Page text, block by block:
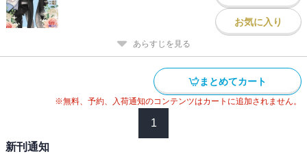
お気に入り
あらすじを見る
まとめてカート
※無料、予約、入荷通知のコンテンツはカートに追加されません。
1
新刊通知